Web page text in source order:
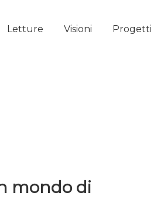
Letture Visioni Progetti
mondo di